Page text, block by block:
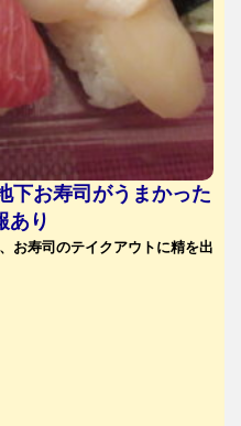
下お寿司がうまかった
あり
お寿司のテイクアウトに精を出